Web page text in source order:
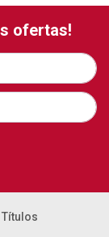
ofertas!
Títulos